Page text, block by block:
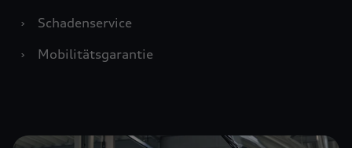
›
Schadenservice
›
Mobilitätsgarantie